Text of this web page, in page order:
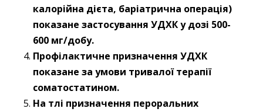
калорійна дієта, баріатрична операція)
показане застосування УДХК у дозі ­500-
600 мг/добу.
Профілактичне призначення УДХК
показане за умови тривалої терапії
соматостатином.
На тлі призначення пероральних